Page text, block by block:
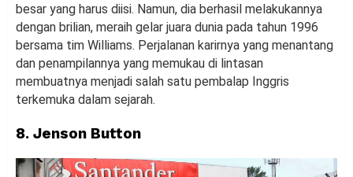
besar yang harus diisi. Namun, dia berhasil melakukannya
dengan brilian, meraih gelar juara dunia pada tahun 1996
bersama tim Williams. Perjalanan karirnya yang menantang
dan penampilannya yang memukau di lintasan
membuatnya menjadi salah satu pembalap Inggris
terkemuka dalam sejarah.
8. Jenson Button